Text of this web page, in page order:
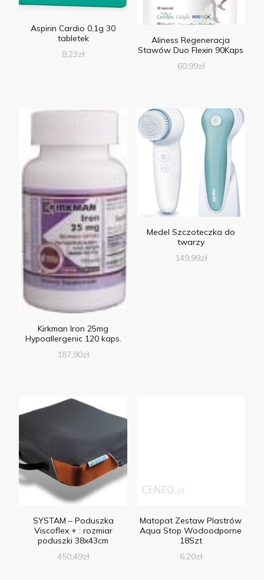
Aspirin Cardio 0,1g 30
tabletek
8,23zł
Aliness Regeneracja
Stawów Duo Flexin 90Kaps
60,99zł
Kirkman Iron 25mg
Hypoallergenic 120 kaps.
187,90zł
Medel Szczoteczka do
twarzy
149,99zł
SYSTAM – Poduszka
Viscoflex + : rozmiar
poduszki 38x43cm
450,49zł
Matopat Zestaw Plastrów
Aqua Stop Wodoodporne
18Szt
6,20zł